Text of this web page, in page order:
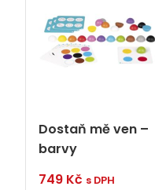
Dostaň mě ven –
barvy
749 Kč s DPH